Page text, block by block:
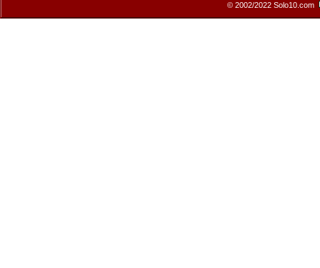
© 2002/2022 Solo10.com